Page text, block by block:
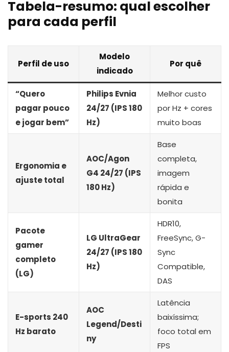
Tabela-resumo: qual escolher
para cada perfil
Perfil de uso
Modelo
indicado
Por quê
“Quero
pagar pouco
e jogar bem”
Philips Evnia
24/27 (IPS 180
Hz)
Melhor custo
por Hz + cores
muito boas
Ergonomia e
ajuste total
AOC/Agon
G4 24/27 (IPS
180 Hz)
Base
completa,
imagem
rápida e
bonita
Pacote
gamer
completo
(LG)
LG UltraGear
24/27 (IPS 180
Hz)
HDR10,
FreeSync, G-
Sync
Compatible,
DAS
E-sports 240
Hz barato
AOC
Legend/Desti
ny
Latência
baixíssima;
foco total em
FPS